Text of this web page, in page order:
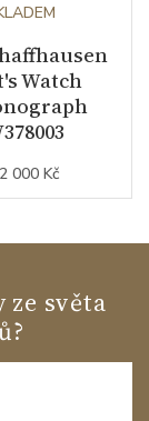
Watch
000 Kč
světa